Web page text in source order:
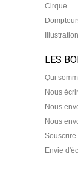
Cirque
Illustration
LES
Qui
Nous
Nous
Nous
Souscrire
Envie